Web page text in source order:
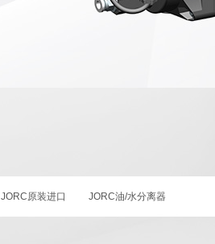
JORC原装进口 JORC油/水分离器